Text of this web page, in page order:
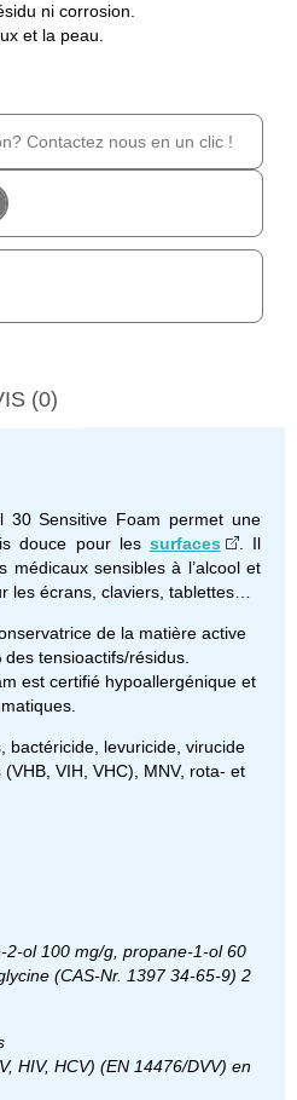
ni corrosion.
et la peau.
Contactez nous en un clic !
(0)
30 Sensitive Foam permet une
douce pour les surfaces
. Il
médicaux sensibles à l’alcool et
les écrans, claviers, tablettes…
de la matière active
tensioactifs/résidus.
est certifié hypoallergénique et
bactéricide, levuricide, virucide
VIH, VHC), MNV, rota- et
ol 100 mg/g, propane-1-ol 60
(CAS-Nr. 1397 34-65-9) 2
HIV, HCV) (EN 14476/DVV) en